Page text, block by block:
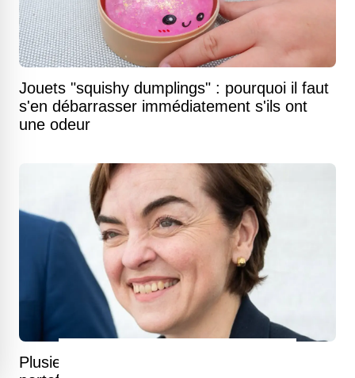
Jouets "squishy dumplings" : pourquoi il faut
s'en débarrasser immédiatement s'ils ont
une odeur
Plusieurs changements pour votre